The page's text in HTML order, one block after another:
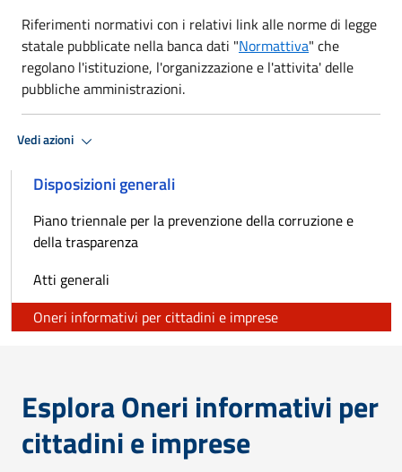
Riferimenti normativi con i relativi link alle norme di legge
statale pubblicate nella banca dati "Normattiva" che
regolano l'istituzione, l'organizzazione e l'attivita' delle
pubbliche amministrazioni.
Vedi azioni
Disposizioni generali
Piano triennale per la prevenzione della corruzione e
della trasparenza
Atti generali
Oneri informativi per cittadini e imprese
Esplora Oneri informativi per
cittadini e imprese